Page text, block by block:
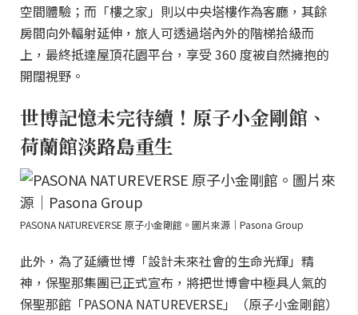
空間體驗；而「樓之家」則以中央塔樓作為客廳，其餘
房間向外輻射延伸，旅人可透過塔內外的階梯拾級而
上，最終抵達屋頂花園平台，享受 360 度被自然擁抱的
開闊視野。
世博記憶未完待續！原子小金剛館、
荷蘭館淡路島重生
PASONA NATUREVERSE 原子小金剛館。圖片來源｜Pasona Group
此外，為了延續世博「設計未來社會的生命光輝」精
神，保聖那集團已正式宣布，將把世博會中極具人氣的
保聖那館「PASONA NATUREVERSE」（原子小金剛館）